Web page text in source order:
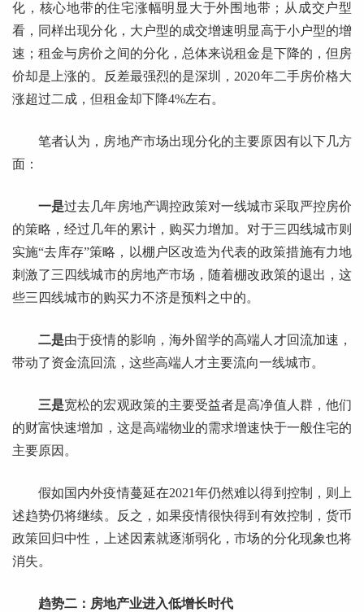
化，核心地带的住宅涨幅明显大于外围地带；从成交户型
看，同样出现分化，大户型的成交增速明显高于小户型的增
速；租金与房价之间的分化，总体来说租金是下降的，但房
价却是上涨的。反差最强烈的是深圳，2020年二手房价格大
涨超过二成，但租金却下降4%左右。
笔者认为，房地产市场出现分化的主要原因有以下几方
面：
一是过去几年房地产调控政策对一线城市采取严控房价
的策略，经过几年的累计，购买力增加。对于三四线城市则
实施“去库存”策略，以棚户区改造为代表的政策措施有力地
刺激了三四线城市的房地产市场，随着棚改政策的退出，这
些三四线城市的购买力不济是预料之中的。
二是由于疫情的影响，海外留学的高端人才回流加速，
带动了资金流回流，这些高端人才主要流向一线城市。
三是宽松的宏观政策的主要受益者是高净值人群，他们
的财富快速增加，这是高端物业的需求增速快于一般住宅的
主要原因。
假如国内外疫情蔓延在2021年仍然难以得到控制，则上
述趋势仍将继续。反之，如果疫情很快得到有效控制，货币
政策回归中性，上述因素就逐渐弱化，市场的分化现象也将
消失。
趋势二：房地产业进入低增长时代